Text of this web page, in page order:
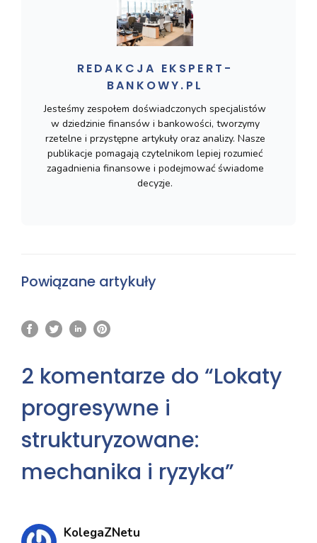
REDAKCJA EKSPERT-
BANKOWY.PL
Jesteśmy zespołem doświadczonych specjalistów
w dziedzinie finansów i bankowości, tworzymy
rzetelne i przystępne artykuły oraz analizy. Nasze
publikacje pomagają czytelnikom lepiej rozumieć
zagadnienia finansowe i podejmować świadome
decyzje.
Powiązane artykuły
2 komentarze do “Lokaty
progresywne i
strukturyzowane:
mechanika i ryzyka”
KolegaZNetu